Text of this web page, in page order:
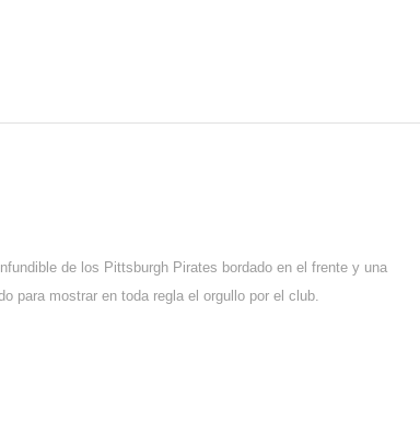
de los Pittsburgh Pirates bordado en el frente y una
para mostrar en toda regla el orgullo por el club.